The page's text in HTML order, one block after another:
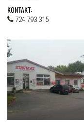
KONTAKT:
724 793 315